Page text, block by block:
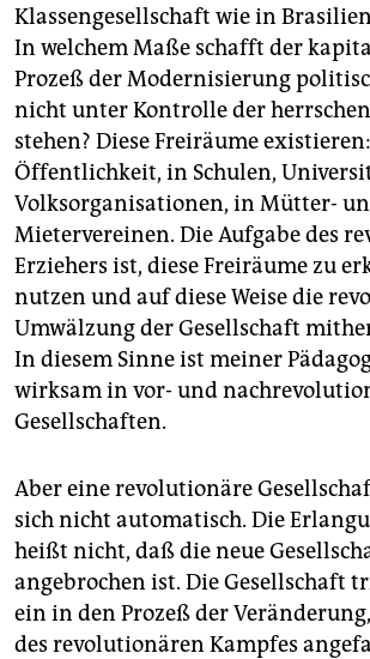
Klassengesellschaft wie in
In welchem Maße schafft der
Prozeß der Modernisierung
nicht unter Kontrolle der
stehen? Diese Freiräume
Öffentlichkeit, in Schulen,
Volksorganisationen, in Mütter-
Mietervereinen. Die Aufgabe des
Erziehers ist, diese Freiräume zu
nutzen und auf diese Weise die
Umwälzung der Gesellschaft
In diesem Sinne ist meiner
wirksam in vor- und
Gesellschaften.
Aber eine revolutionäre
sich nicht automatisch. Die
heißt nicht, daß die neue
angebrochen ist. Die Gesellschaft
ein in den Prozeß der
des revolutionären Kampfes